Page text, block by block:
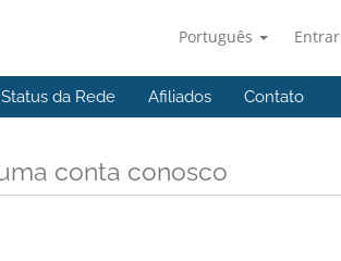
Português Entrar
Status da Rede Afiliados Contato
conta conosco